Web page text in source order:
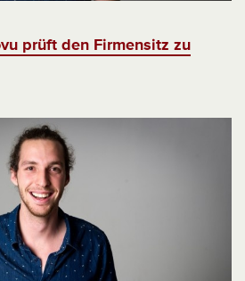
prüft den Firmensitz zu